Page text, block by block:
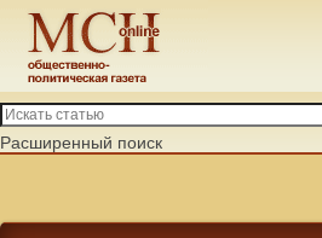
Расширенный поиск